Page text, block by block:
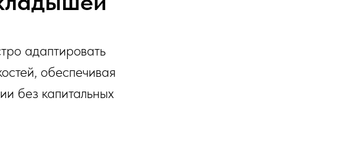
адаптировать
обеспечивая
без капитальных